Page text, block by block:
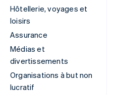
Hôtellerie, voyages et
loisirs
Assurance
Médias et
divertissements
Organisations à but non
lucratif